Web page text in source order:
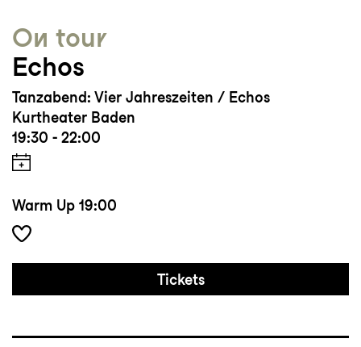
On tour
Echos
Tanzabend: Vier Jahreszeiten / Echos
Kurtheater Baden
19:30 - 22:00
Warm Up 19:00
Tickets